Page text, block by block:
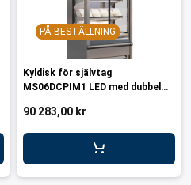
PÅ BESTÄLLNING
Kyldisk för självtag
MS06DCPIM1 LED med dubbel
90 283,00 kr